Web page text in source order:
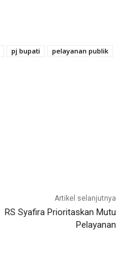
pj bupati pelayanan publik
Artikel selanjutnya
RS Syafira Prioritaskan Mutu
Pelayanan